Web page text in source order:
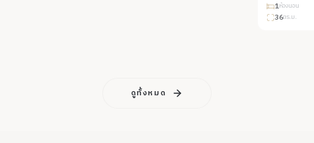
1ห้องนอน
36ตร.ม.
ดูทั้งหมด